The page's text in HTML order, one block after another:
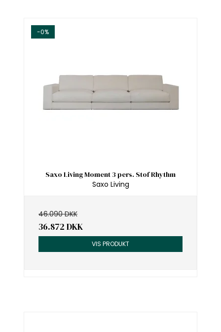
-0%
Saxo Living Moment 3 pers. Stof Rhythm
Saxo Living
46.090 DKK
36.872 DKK
VIS PRODUKT